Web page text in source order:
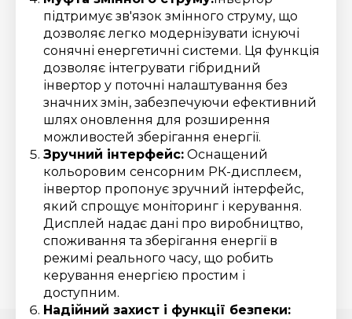
підтримує зв'язок змінного струму, що
дозволяє легко модернізувати існуючі
сонячні енергетичні системи. Ця функція
дозволяє інтегрувати гібридний
інвертор у поточні налаштування без
значних змін, забезпечуючи ефективний
шлях оновлення для розширення
можливостей зберігання енергії.
Зручний інтерфейс: Оснащений
кольоровим сенсорним РК-дисплеєм,
інвертор пропонує зручний інтерфейс,
який спрощує моніторинг і керування.
Дисплей надає дані про виробництво,
споживання та зберігання енергії в
режимі реального часу, що робить
керування енергією простим і
доступним.
Надійний захист і функції безпеки: